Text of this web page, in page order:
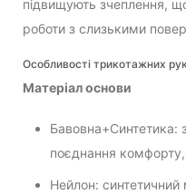
підвищують зчеплення,
роботи з слизькими
Особливості трикотажних
Матеріал основи
Бавовна+Синтетика:
поєднання комфорту,
Нейлон: синтетичний